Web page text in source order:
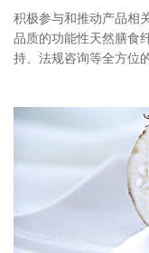
积极参与和推动产品相
品质的功能性天然膳食
持、法规咨询等全方位